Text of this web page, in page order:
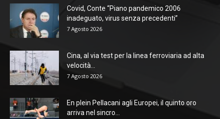
Covid, Conte “Piano pandemico 2006
inadeguato, virus senza precedenti”
7 Agosto 2026
Cina, al via test per la linea ferroviaria ad alta
velocità...
7 Agosto 2026
En plein Pellacani agli Europei, il quinto oro
arriva nel sincro...